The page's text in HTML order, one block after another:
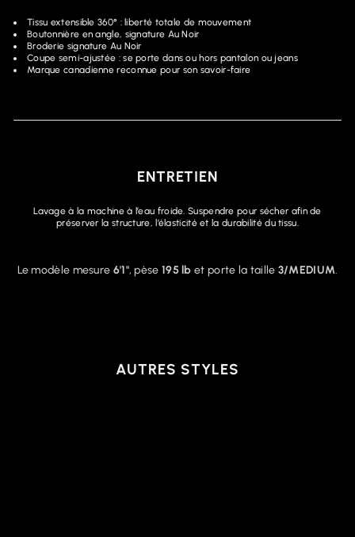
Tissu extensible 360° : liberté totale de mouvement
Boutonnière en angle, signature Au Noir
Broderie signature Au Noir
Coupe semi-ajustée : se porte dans ou hors pantalon ou jeans
Marque canadienne reconnue pour son savoir-faire
ENTRETIEN
Lavage à la machine à l’eau froide. Suspendre pour sécher afin de
préserver la structure, l’élasticité et la durabilité du tissu.
Le modèle mesure 6'1", pèse 195 lb et porte la taille 3/MEDIUM.
AUTRES STYLES